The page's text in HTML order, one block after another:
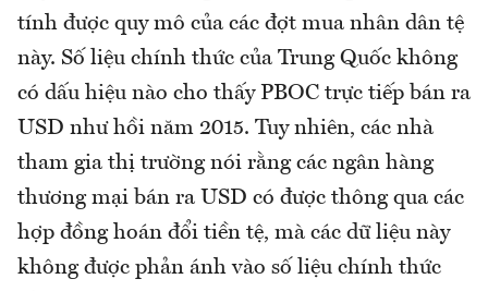
tính được quy mô của các đợt mua nhân dân tệ
này. Số liệu chính thức của Trung Quốc không
có dấu hiệu nào cho thấy PBOC trực tiếp bán ra
USD như hồi năm 2015. Tuy nhiên, các nhà
tham gia thị trường nói rằng các ngân hàng
thương mại bán ra USD có được thông qua các
hợp đồng hoán đổi tiền tệ, mà các dữ liệu này
không được phản ánh vào số liệu chính thức